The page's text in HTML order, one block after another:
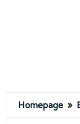
Homepage »